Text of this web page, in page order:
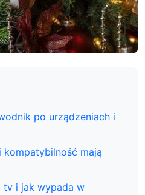
po urządzeniach i
kompatybilność mają
tv i jak wypada w